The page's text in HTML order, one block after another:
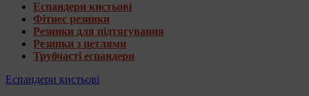
Еспандери кистьові
Фітнес резинки
Резинки для підтягування
Резинки з петлями
Трубчасті еспандери
Еспандери кистьові